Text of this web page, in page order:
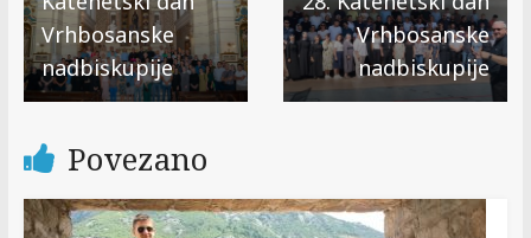
Vrhbosanske
nadbiskupije
Vrhbosanske
nadbiskupije
Povezano